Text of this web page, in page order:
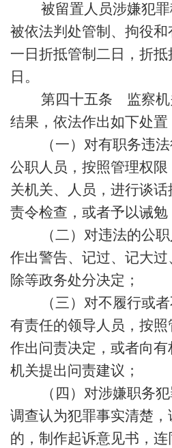
被留置人员涉嫌犯
被依法判处管制、拘役
一日折抵管制二日，折
日。
第四十五条 监察机
结果，依法作出如下处置
（一）对有职务违
公职人员，按照管理权
关机关、人员，进行谈话
责令检查，或者予以诫勉
（二）对违法的公
作出警告、记过、记大
除等政务处分决定；
（三）对不履行或
有责任的领导人员，按
作出问责决定，或者向
机关提出问责建议；
（四）对涉嫌职务
调查认为犯罪事实清楚
的，制作起诉意见书，